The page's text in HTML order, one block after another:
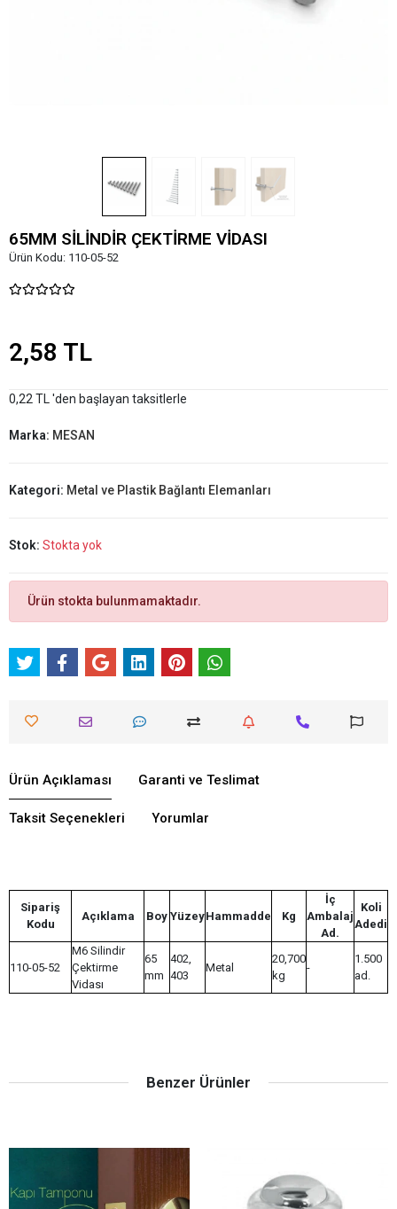
65MM SİLİNDİR ÇEKTİRME VİDASI
Ürün Kodu: 110-05-52
2,58 TL
0,22 TL 'den başlayan taksitlerle
Marka: MESAN
Kategori: Metal ve Plastik Bağlantı Elemanları
Stok: Stokta yok
Ürün stokta bulunmamaktadır.
Ürün Açıklaması Garanti ve Teslimat
Taksit Seçenekleri Yorumlar
Sipariş
Kodu
Açıklama Boy YüzeyHammadde Kg
İç
Ambalaj
Ad.
Koli
Adedi
110-05-52
M6 Silindir
Çektirme
Vidası
65
mm
402,
403
Metal
20,700
kg
-
1.500
ad.
Benzer Ürünler